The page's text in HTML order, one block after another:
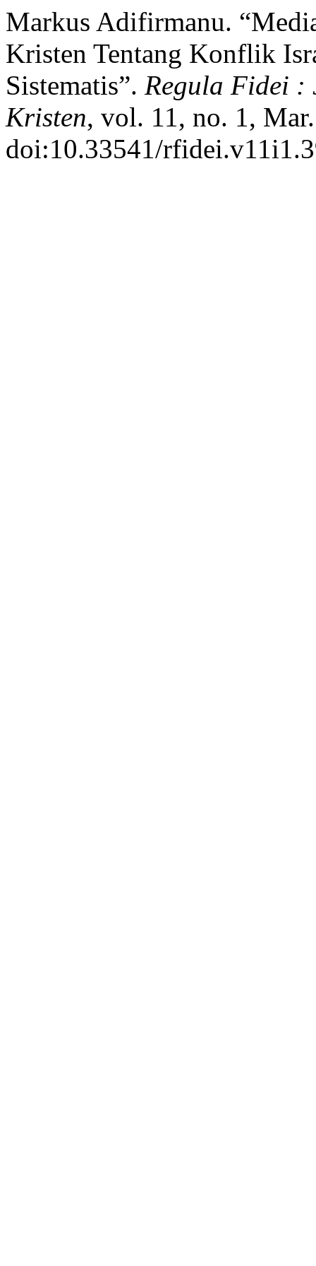
Markus Adifirmanu.
Kristen Tentang Konflik
Sistematis”. Regula Fidei :
Kristen, vol. 11, no. 1,
doi:10.33541/